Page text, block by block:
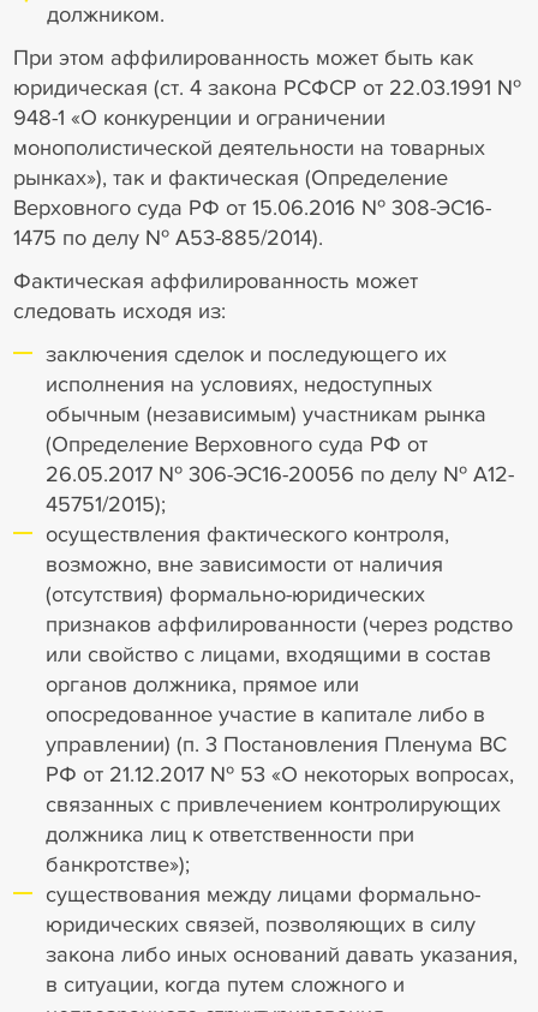
должником.
При этом аффилированность может быть как
юридическая (ст. 4 закона РСФСР от 22.03.1991 №
948-1 «О конкуренции и ограничении
монополистической деятельности на товарных
рынках»), так и фактическая (Определение
Верховного суда РФ от 15.06.2016 № 308-ЭС16-
1475 по делу № А53-885/2014).
Фактическая аффилированность может
следовать исходя из:
заключения сделок и последующего их
исполнения на условиях, недоступных
обычным (независимым) участникам рынка
(Определение Верховного суда РФ от
26.05.2017 № 306-ЭС16-20056 по делу № А12-
45751/2015);
осуществления фактического контроля,
возможно, вне зависимости от наличия
(отсутствия) формально-юридических
признаков аффилированности (через родство
или свойство с лицами, входящими в состав
органов должника, прямое или
опосредованное участие в капитале либо в
управлении) (п. 3 Постановления Пленума ВС
РФ от 21.12.2017 № 53 «О некоторых вопросах,
связанных с привлечением контролирующих
должника лиц к ответственности при
банкротстве»);
существования между лицами формально-
юридических связей, позволяющих в силу
закона либо иных оснований давать указания,
в ситуации, когда путем сложного и